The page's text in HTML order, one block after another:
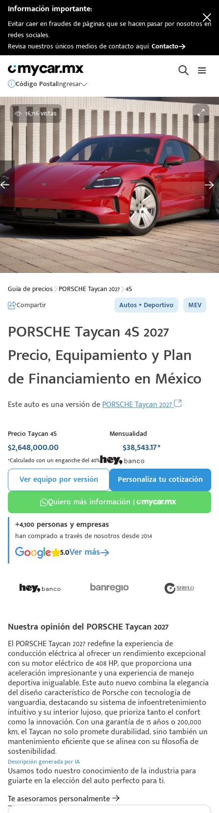
Información importante:
Evitar caer en fraudes de páginas que se hacen pasar por nosotros en
redes sociales.
Revisa nuestros únicos medios de contacto aquí:Contacto
Código PostalIngresar
16,716 vistas
Guía de precios PORSCHE Taycan 2027 4S
Compartir
Autos Deportivo MEV
PORSCHE Taycan 4S 2027
Precio, Equipamiento y Plan
de Financiamiento en México
Este auto es una versión dePORSCHE Taycan 2027
Nuestra opinión del PORSCHE Taycan 2027
El PORSCHE Taycan 2027 redefine la experiencia de
conducción eléctrica al ofrecer un rendimiento excepcional
con su motor eléctrico de 408 HP, que proporciona una
aceleración impresionante y una experiencia de manejo
deportiva inigualable. Este auto nuevo combina la elegancia
del diseño característico de Porsche con tecnología de
vanguardia, destacando su sistema de infoentretenimiento
intuitivo y su interior lujoso, que prioriza tanto el confort
como la innovación. Con una garantía de 15 años o 200,000
km, el Taycan no solo promete durabilidad, sino también un
mantenimiento eficiente que se alinea con su filosofía de
sostenibilidad.
Descripción generada por IA
Usamos todo nuestro conocimiento de la industria para
guiarte en la elección del auto perfecto para ti.
Te asesoramos personalmente
Precio Taycan 4S
$2,648,000.00
Mensualidad
$38,543.17*
*Calculado con un enganche del 40%
Ver equipo por versión
Personaliza tu cotización
Quiero más información |
+4,100 personas y empresas
han comprado a través de nosotros desde 2014
5.0Ver más